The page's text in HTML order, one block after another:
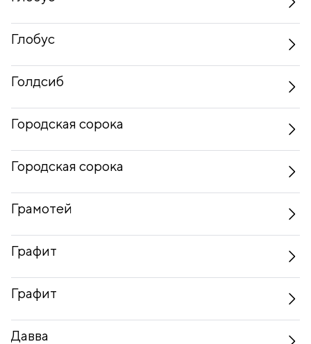
Глобус
Голдсиб
Городская сорока
Городская сорока
Грамотей
Графит
Графит
Давва